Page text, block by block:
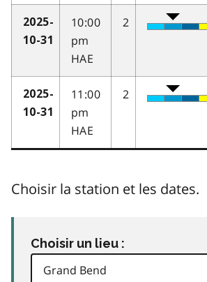
2025-
10-31
10:00
pm
HAE
2
2025-
10-31
11:00
pm
HAE
2
Choisir la station et les dates.
Choisir un lieu :